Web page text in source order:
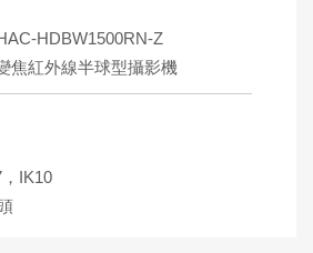
HDBW1500RN-Z
焦紅外線半球型攝影機
IK10